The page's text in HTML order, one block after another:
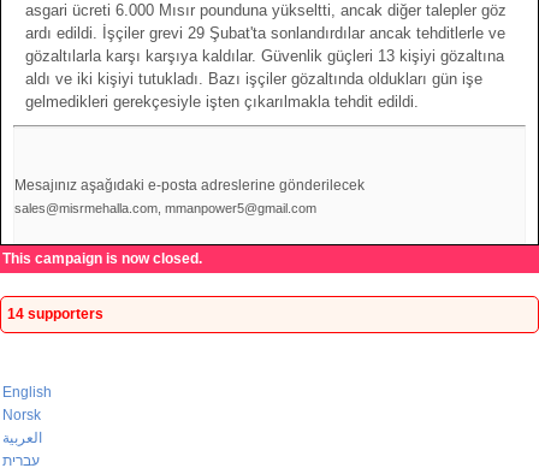
asgari ücreti 6.000 Mısır pounduna yükseltti, ancak diğer talepler göz
ardı edildi. İşçiler grevi 29 Şubat'ta sonlandırdılar ancak tehditlerle ve
gözaltılarla karşı karşıya kaldılar. Güvenlik güçleri 13 kişiyi gözaltına
aldı ve iki kişiyi tutukladı. Bazı işçiler gözaltında oldukları gün işe
gelmedikleri gerekçesiyle işten çıkarılmakla tehdit edildi.
Mesajınız aşağıdaki e-posta adreslerine gönderilecek
sales@misrmehalla.com, mmanpower5@gmail.com
This campaign is now closed.
14 supporters
English
Norsk
العربية
עברית